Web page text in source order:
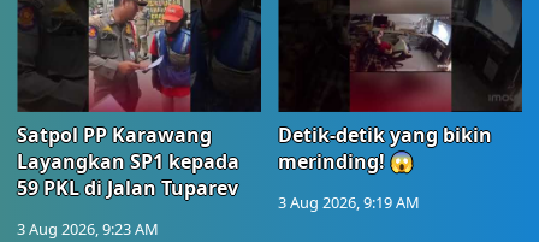
Satpol PP Karawang
Layangkan SP1 kepada
59 PKL di Jalan Tuparev
3 Aug 2026, 9:23 AM
Detik-detik yang bikin
merinding! 😱
3 Aug 2026, 9:19 AM